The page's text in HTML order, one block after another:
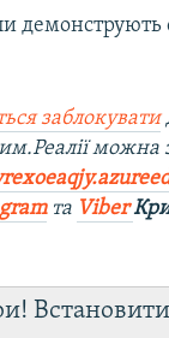
демонструють
заблокувати
можна
та Viber